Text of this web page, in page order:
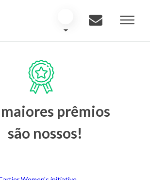
prêmios
são nossos!